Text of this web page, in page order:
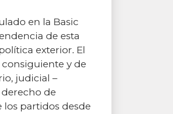
en la Basic
de esta
exterior. El
y de
judicial –
de
partidos desde